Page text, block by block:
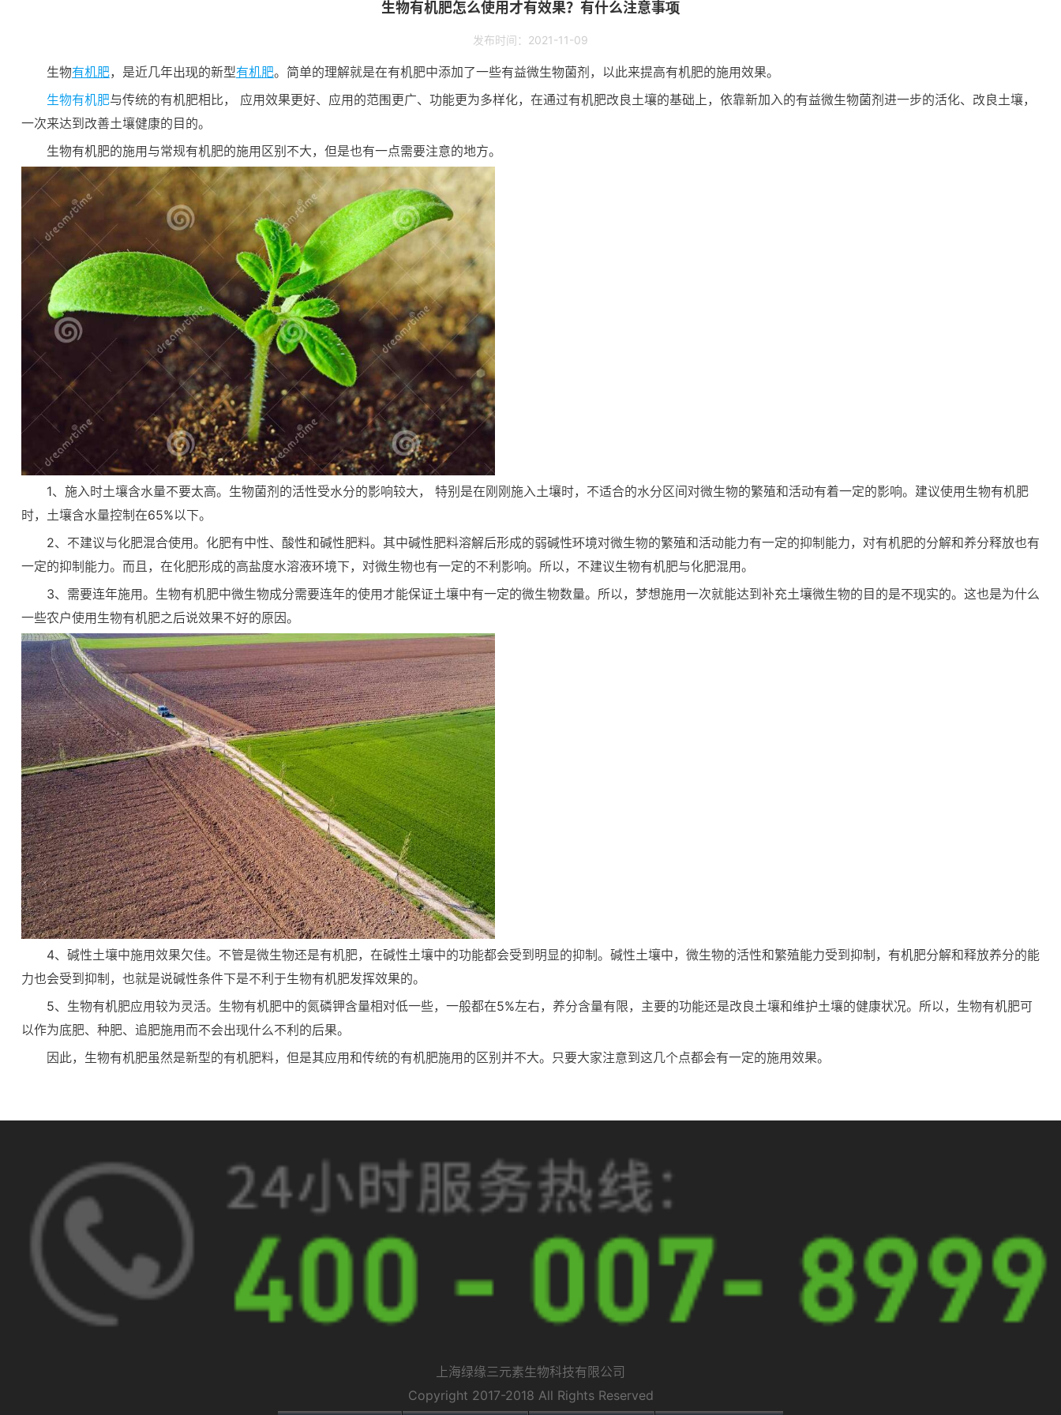
生物有机肥怎么使用才有效果？有什么注意事项
发布时间：2021-11-09
生物有机肥，是近几年出现的新型有机肥。简单的理解就是在有机肥中添加了一些有益微生物菌剂，以此来提高有机肥的施用效果。
生物有机肥与传统的有机肥相比， 应用效果更好、应用的范围更广、功能更为多样化，在通过有机肥改良土壤的基础上，依靠新加入的有益微生物菌剂进一步的活化、改良土壤，
一次来达到改善土壤健康的目的。
生物有机肥的施用与常规有机肥的施用区别不大，但是也有一点需要注意的地方。
1、施入时土壤含水量不要太高。生物菌剂的活性受水分的影响较大， 特别是在刚刚施入土壤时，不适合的水分区间对微生物的繁殖和活动有着一定的影响。建议使用生物有机肥
时，土壤含水量控制在65%以下。
2、不建议与化肥混合使用。化肥有中性、酸性和碱性肥料。其中碱性肥料溶解后形成的弱碱性环境对微生物的繁殖和活动能力有一定的抑制能力，对有机肥的分解和养分释放也有
一定的抑制能力。而且，在化肥形成的高盐度水溶液环境下，对微生物也有一定的不利影响。所以，不建议生物有机肥与化肥混用。
3、需要连年施用。生物有机肥中微生物成分需要连年的使用才能保证土壤中有一定的微生物数量。所以，梦想施用一次就能达到补充土壤微生物的目的是不现实的。这也是为什么
一些农户使用生物有机肥之后说效果不好的原因。
4、碱性土壤中施用效果欠佳。不管是微生物还是有机肥，在碱性土壤中的功能都会受到明显的抑制。碱性土壤中，微生物的活性和繁殖能力受到抑制，有机肥分解和释放养分的能
力也会受到抑制，也就是说碱性条件下是不利于生物有机肥发挥效果的。
5、生物有机肥应用较为灵活。生物有机肥中的氮磷钾含量相对低一些，一般都在5%左右，养分含量有限，主要的功能还是改良土壤和维护土壤的健康状况。所以，生物有机肥可
以作为底肥、种肥、追肥施用而不会出现什么不利的后果。
因此，生物有机肥虽然是新型的有机肥料，但是其应用和传统的有机肥施用的区别并不大。只要大家注意到这几个点都会有一定的施用效果。
上海绿缘三元素生物科技有限公司
Copyright 2017-2018 All Rights Reserved